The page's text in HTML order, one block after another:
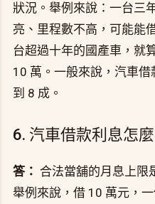
狀況。舉例來說：一台三
亮、里程數不高，可能能
台超過十年的國產車，就
10 萬。一般來說，汽車
到 8 成。
6. 汽車借款利息怎
答： 合法當舖的月息上限
舉例來說，借 10 萬元，